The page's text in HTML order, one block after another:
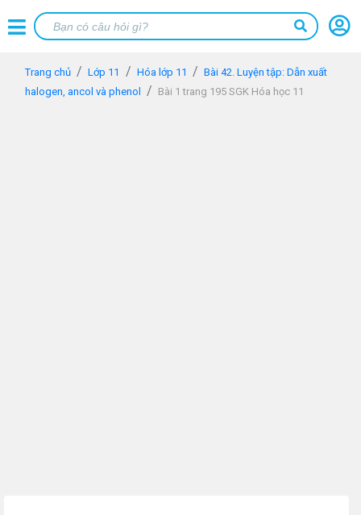
Trang chủ Lớp 11 Hóa lớp 11
Bài 42. Luyện tập: Dẫn xuất
halogen, ancol và phenol
Bài 1 trang 195 SGK Hóa học 11